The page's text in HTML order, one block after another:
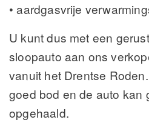
• aardgasvrije
U kunt dus met een
sloopauto aan ons
vanuit het Drentse
goed bod en de auto kan
opgehaald.